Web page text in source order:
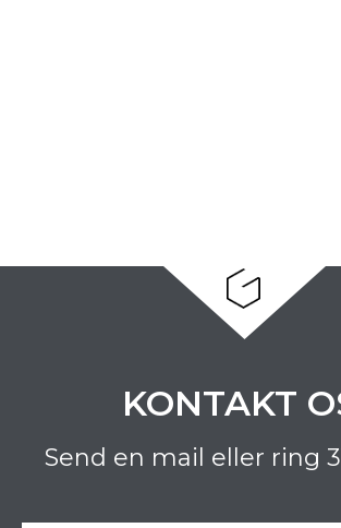
KONTAKT
Send en mail eller ring